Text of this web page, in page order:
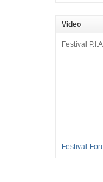
dénoncer
et 35
Video
Festival
Festival-